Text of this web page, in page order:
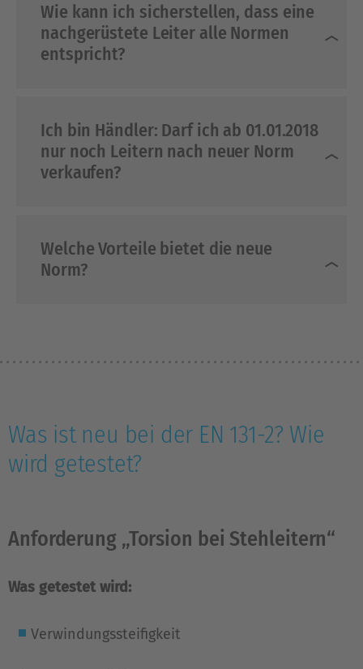
Wie kann ich sicherstellen, dass eine
nachgerüstete Leiter alle Normen
entspricht?
Ich bin Händler: Darf ich ab 01.01.2018
nur noch Leitern nach neuer Norm
verkaufen?
Welche Vorteile bietet die neue
Norm?
Was ist neu bei der EN 131-2? Wie
wird getestet?
Anforderung „Torsion bei Stehleitern“
Was getestet wird:
Verwindungssteifigkeit